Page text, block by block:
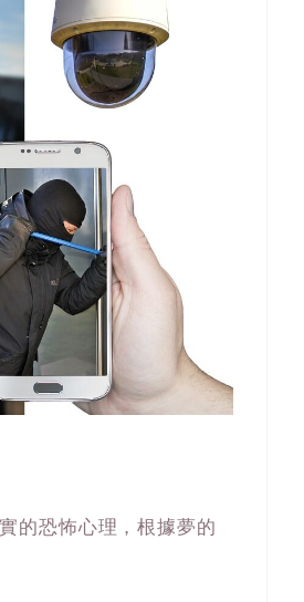
的恐怖心理，根據夢的